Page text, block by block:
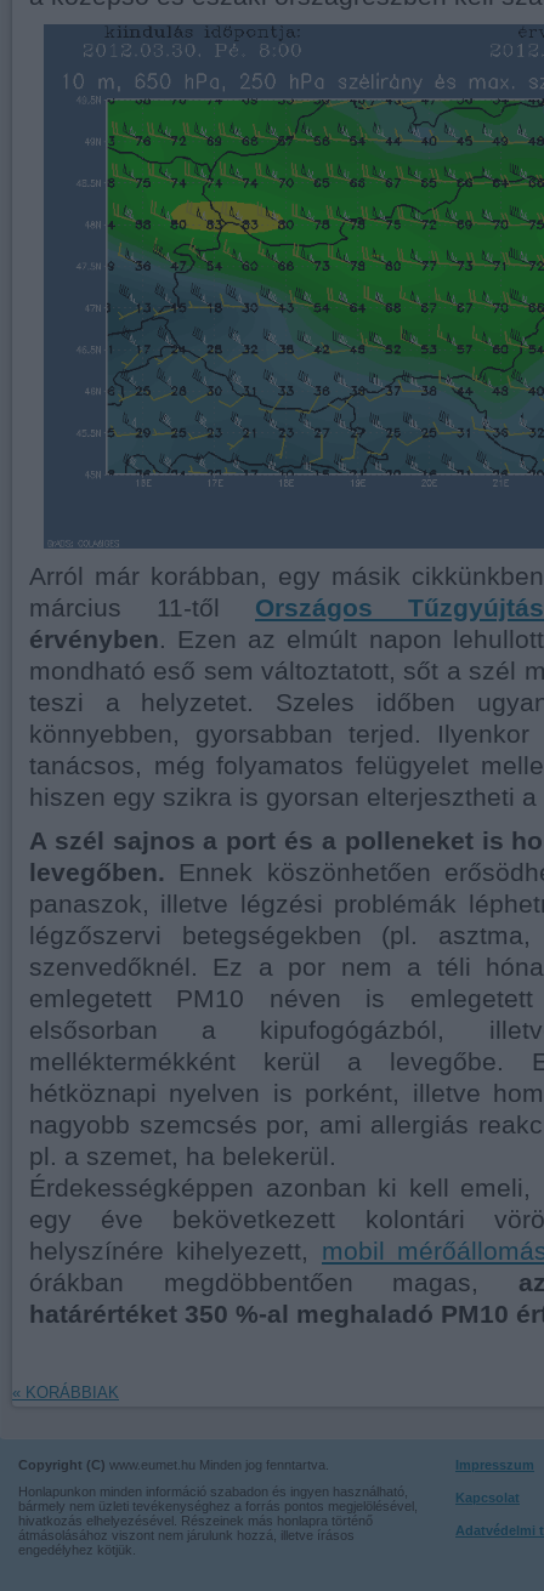
Arról már korábban, egy másik
március 11-től Országos
érvényben. Ezen az elmúlt napon
mondható eső sem változtatott, sőt a szél
teszi a helyzetet. Szeles időben
könnyebben, gyorsabban terjed.
tanácsos, még folyamatos felügyelet
hiszen egy szikra is gyorsan elterjesztheti a
A szél sajnos a port és a polleneket is
levegőben. Ennek köszönhetően
panaszok, illetve légzési problémák
légzőszervi betegségekben (pl.
szenvedőknél. Ez a por nem a téli
emlegetett PM10 néven is
elsősorban a kipufogógázból,
melléktermékként kerül a levegőbe.
hétköznapi nyelven is porként, illetve
nagyobb szemcsés por, ami allergiás
pl. a szemet, ha belekerül.
Érdekességképpen azonban ki kell
egy éve bekövetkezett kolontári
helyszínére kihelyezett, mobil
órákban megdöbbentően magas,
határértéket 350 %-al meghaladó PM10
« KORÁBBIAK
Copyright (C) www.eumet.hu Minden jog fenntartva.
Honlapunkon minden információ szabadon és ingyen használható,
bármely nem üzleti tevékenységhez a forrás pontos megjelölésével,
hivatkozás elhelyezésével. Részeinek más honlapra történő
átmásolásához viszont nem járulunk hozzá, illetve írásos
engedélyhez kötjük.
Impresszum
Kapcsolat
Adatvédelmi